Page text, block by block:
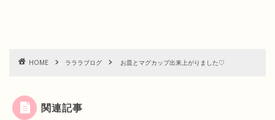
HOME ラララブログ お皿とマグカップ出来上がりました♡
関連記事